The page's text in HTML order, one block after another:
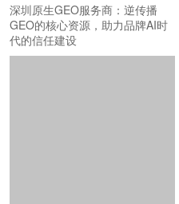
深圳原生GEO服务商：逆传播
GEO的核心资源，助力品牌AI时
代的信任建设